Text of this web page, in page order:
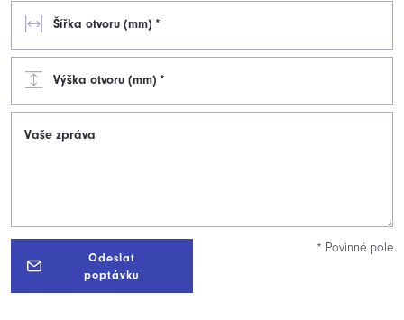
Šířka otvoru (mm) *
Výška otvoru (mm) *
Vaše zpráva
Odeslat
poptávku
* Povinné pole